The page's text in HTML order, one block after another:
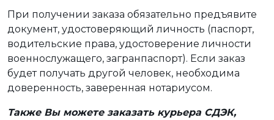
При получении заказа обязательно предъявите
документ, удостоверяющий личность (паспорт,
водительские права, удостоверение личности
военнослужащего, загранпаспорт). Если заказ
будет получать другой человек, необходима
доверенность, заверенная нотариусом.
Также Вы можете заказать курьера СДЭК,